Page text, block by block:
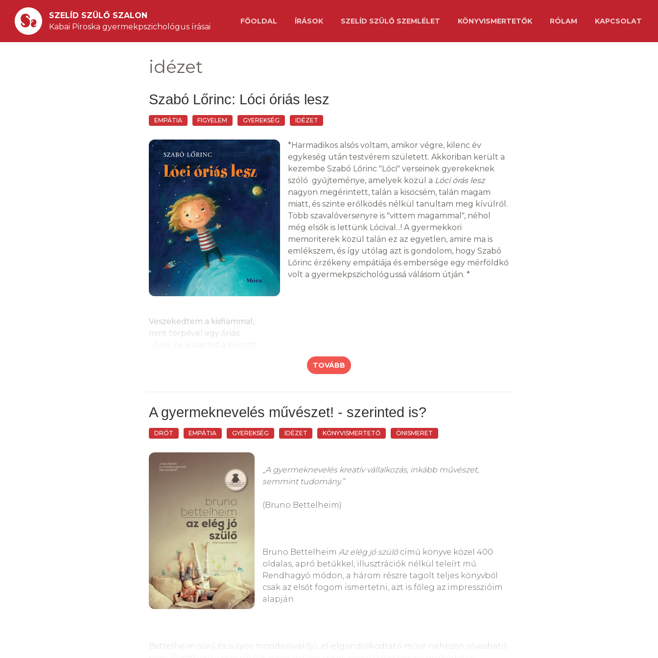
SZELÍD SZÜLŐ SZALON
Kabai Piroska gyermekpszichológus írásai
FŐOLDAL ÍRÁSOK SZELÍD SZÜLŐ SZEMLÉLET KÖNYVISMERTETŐK RÓLAM KAPCSOLAT
idézet
Szabó Lőrinc: Lóci óriás lesz
EMPÁTIA FIGYELEM GYEREKSÉG IDÉZET
*Harmadikos alsós voltam, amikor végre, kilenc év
egykeség után testvérem született. Akkoriban került a
kezembe Szabó Lőrinc "Lóci" verseinek gyerekeknek
szóló gyűjteménye, amelyek közül a Lóci órás lesz
nagyon megérintett, talán a kisöcsém, talán magam
miatt, és szinte erőlködés nélkül tanultam meg kívülről.
Több szavalóversenyre is "vittem magammal", néhol
még elsők is lettünk Lócival...! A gyermekkori
memoriterek közül talán ez az egyetlen, amire ma is
emlékszem, és így utólag azt is gondolom, hogy Szabó
Lőrinc érzékeny empátiája és embersége egy mérföldkő
volt a gyermekpszichológussá válásom útján. *
Veszekedtem a kisfiammal,
mint törpével egy óriás:
Rettenetes, megint ledobtad
Hiába szidtam, fenyegettem,
nem is hederített reám;
lépcsőnek használta a könyves
polcokat egész délután,
a kaktusz bimbait lenyírta
és felboncolta a babát.
– Most nagyobb vagyok, mint te! – mondta
s az asztal tetejére állt.
Nem bírtam vele, tönkrenyúzott,
de azért tetszett a kicsi,
s végül, hogy megrakni ne kelljen,
leültem hozzá játszani.
Leguggoltam s az óriásból
negyedórára törpe lett.
(Mi lenne, gondoltam, ha mindig
úgy kelt fel rögtön a világ:
TOVÁBB
A gyermeknevelés művészet! - szerinted is?
DRÓT EMPÁTIA GYEREKSÉG IDÉZET KÖNYVISMERTETŐ ÖNISMERET
A gyermeknevelés kreatív vállalkozás, inkább művészet,
semmint tudomány.”
(Bruno Bettelheim)
Bruno Bettelheim Az elég jó szülőcímű könyve közel 400
oldalas, apró betűkkel, illusztrációk nélkül teleírt mű.
Rendhagyó módon, a három részre tagolt teljes könyvből
csak az elsőt fogom ismertetni, azt is főleg az impresszióim
alapján.
Bettelheim sűrű és súlyos mondanivalójú, el-elgondolkodtató műve nehezen olvasható,